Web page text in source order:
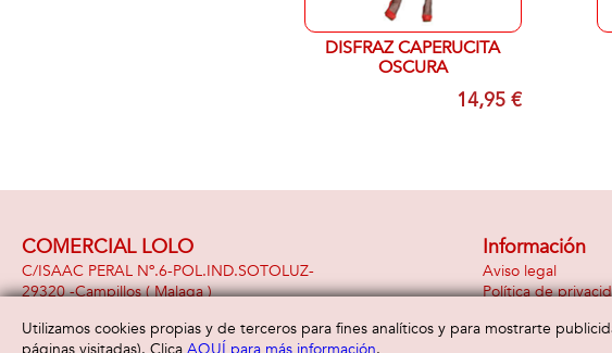
DISFRAZ CAPERUCITA
OSCURA
14,95 €
COMERCIAL LOLO
C/ISAAC PERAL Nº.6-POL.IND.SOTOLUZ-
29320 -Campillos( Malaga )
Información
Aviso legal
Política de
Utilizamos cookies propias y de terceros para fines analíticos y para mostrarte